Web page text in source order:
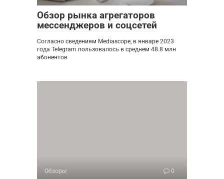
Обзор рынка агрегаторов
мессенджеров и соцсетей
Согласно сведениям Mediascope, в январе 2023
года Telegram пользовалось в среднем 48.8 млн
абонентов
Обзоры 0